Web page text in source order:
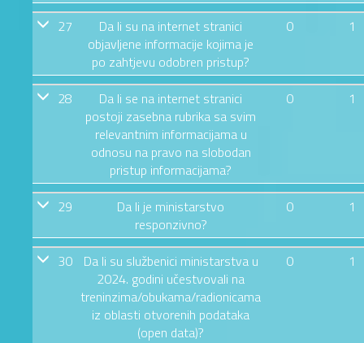
27
Da li su na internet stranici
objavljene informacije kojima je
po zahtjevu odobren pristup?
0 1
28
Da li se na internet stranici
postoji zasebna rubrika sa svim
relevantnim informacijama u
odnosu na pravo na slobodan
pristup informacijama?
0 1
29
Da li je ministarstvo
responzivno?
0 1
30
Da li su službenici ministarstva u
2024. godini učestvovali na
treninzima/obukama/radionicama
iz oblasti otvorenih podataka
(open data)?
0 1